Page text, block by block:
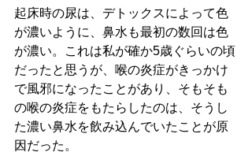
起床時の尿は、デトックスによって色
が濃いように、鼻水も最初の数回は色
が濃い。これは私が確か5歳ぐらいの頃
だったと思うが、喉の炎症がきっかけ
で風邪になったことがあり、そもそも
の喉の炎症をもたらしたのは、そうし
た濃い鼻水を飲み込んでいたことが原
因だった。